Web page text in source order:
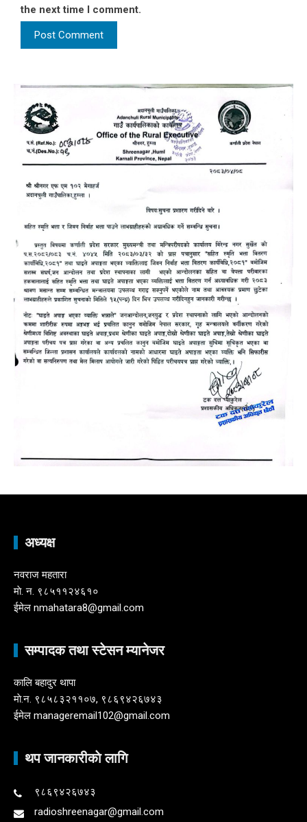
the next time I comment.
अध्यक्ष
नवराज महतारा
माे. न. ९८५११२४६१०
ईमेल nmahatara8@gmail.com
सम्पादक तथा स्टेसन म्यानेजर
कालि बहादुर थापा
माे.न. ९८५८३२११०७, ९८६९४२६७४३
ईमेल manageremail102@gmail.com
थप जानकारीकाे लागि
९८६९४२६७४३
radioshreenagar@gmail.com